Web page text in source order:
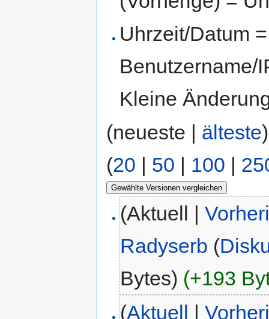
Uhrzeit/Datum
Benutzername/
Kleine
(neueste | älteste
(20 | 50 | 100 |
(Aktuell |
Radyserb (
Bytes) (+193
(Aktuell |